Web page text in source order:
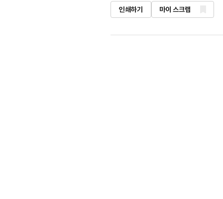
인쇄하기 마이 스크랩